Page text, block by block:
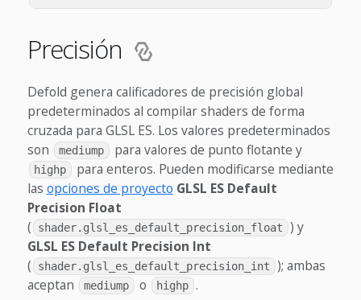
Precisión
Defold genera calificadores de precisión global
predeterminados al compilar shaders de forma
cruzada para GLSL ES. Los valores predeterminados
son
mediump para valores de punto flotante y
highp
para enteros. Pueden modificarse mediante
las opciones de proyecto GLSL ES Default
Precision Float
(
shader.glsl_es_default_precision_float
) y
GLSL ES Default Precision Int
(
shader.glsl_es_default_precision_int
); ambas
aceptan
mediump o highp .